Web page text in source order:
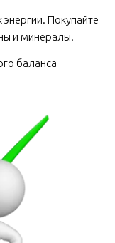
энергии. Покупайте
и минералы.
баланса